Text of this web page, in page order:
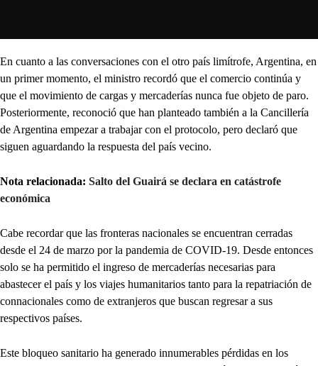
En cuanto a las conversaciones con el otro país limítrofe, Argentina, en
un primer momento, el ministro recordó que el comercio continúa y
que el movimiento de cargas y mercaderías nunca fue objeto de paro.
Posteriormente, reconoció que han planteado también a la Cancillería
de Argentina empezar a trabajar con el protocolo, pero declaró que
siguen aguardando la respuesta del país vecino.
Nota relacionada: Salto del Guairá se declara en catástrofe
económica
Cabe recordar que las fronteras nacionales se encuentran cerradas
desde el 24 de marzo por la pandemia de COVID-19. Desde entonces
solo se ha permitido el ingreso de mercaderías necesarias para
abastecer el país y los viajes humanitarios tanto para la repatriación de
connacionales como de extranjeros que buscan regresar a sus
respectivos países.
Este bloqueo sanitario ha generado innumerables pérdidas en los